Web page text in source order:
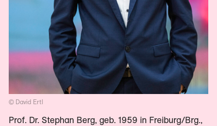
© David Ertl
Prof. Dr. Stephan Berg, geb. 1959 in Freiburg/Brg.,